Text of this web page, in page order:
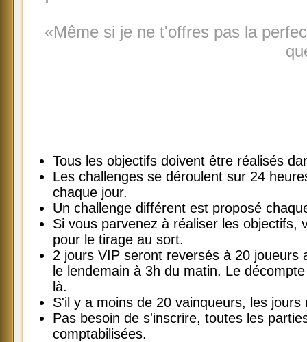
«Même si je ne t'offres pas la
Tous les objectifs doivent être réalisés
Les challenges se déroulent sur 24
chaque jour.
Un challenge différent est proposé
Si vous parvenez à réaliser les objectifs,
pour le tirage au sort.
2 jours VIP seront reversés à 20 joueurs
le lendemain à 3h du matin. Le
là.
S'il y a moins de 20 vainqueurs, les
Pas besoin de s'inscrire, toutes les
comptabilisées.